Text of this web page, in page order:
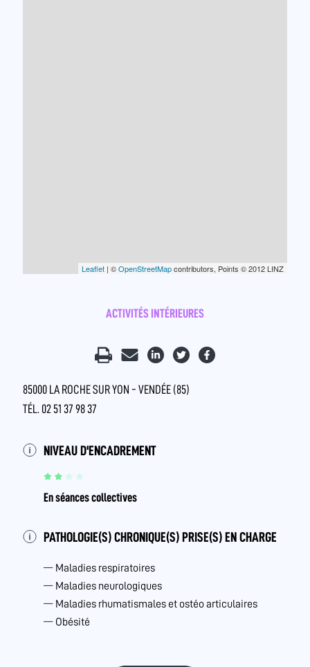
Leaflet | ©OpenStreetMapcontributors, Points © 2012 LINZ
ACTIVITÉS INTÉRIEURES
85000 LA ROCHE SUR YON - VENDÉE (85)
TÉL. 02 51 37 98 37
NIVEAU D'ENCADREMENT
En séances collectives
PATHOLOGIE(S) CHRONIQUE(S) PRISE(S) EN CHARGE
Maladies respiratoires
Maladies neurologiques
Maladies rhumatismales et ostéo articulaires
Obésité